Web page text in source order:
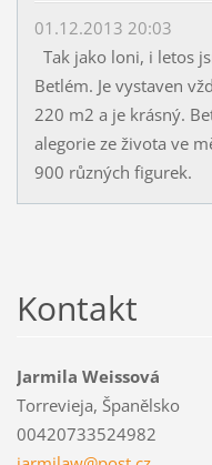
01.12.2013 20:03
Tak jako loni, i letos
Betlém. Je vystaven
220 m2 a je krásný.
alegorie ze života ve
900 různých figurek.
Kontakt
Jarmila Weissová
Torrevieja, Španělsko
00420733524982